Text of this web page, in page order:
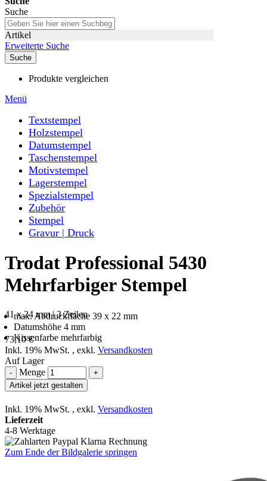
Suche
Artikel
Erweiterte Suche
Suche
Produkte vergleichen
Menü
Textstempel
Holzstempel
Datumstempel
Taschenstempel
Motivstempel
Lagerstempel
Spezialstempel
Zubehör
Stempel
Gravur | Druck
Trodat Professional 5430
Mehrfarbiger Stempel
41 x 24 mm | 3 Zeilen
max. Abdruckfläche 39 x 22 mm
Datumshöhe 4 mm
Kissenfarbe mehrfarbig
73,10 €
Inkl. 19% MwSt. , exkl. Versandkosten
Auf Lager
- Menge
+
Artikel jetzt gestalten
Inkl. 19% MwSt. , exkl. Versandkosten
Lieferzeit
4-8 Werktage
Zum Ende der Bildgalerie springen